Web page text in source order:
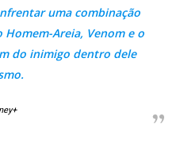
uma combinação
Areia, Venom e o
do inimigo dentro dele